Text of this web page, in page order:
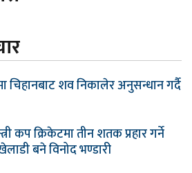
चिहानबाट शव निकालेर अनुसन्धान गर्दै
कप क्रिकेटमा तीन शतक प्रहार गर्ने
बने विनोद भण्डारी